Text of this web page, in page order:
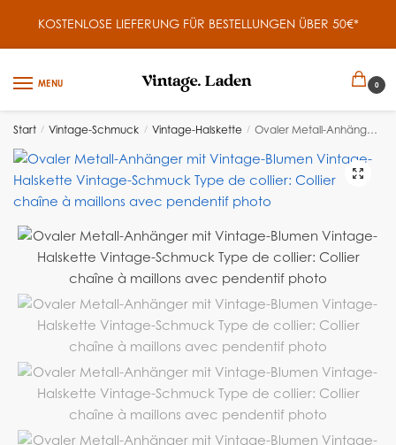
KOSTENLOSE LIEFERUNG FÜR BESTELLUNGEN ÜBER 50€*
MENU 0
Start / Vintage-Schmuck / Vintage-Halskette / Ovaler Metall-Anhänger mit Vintage-Blumen
🔍